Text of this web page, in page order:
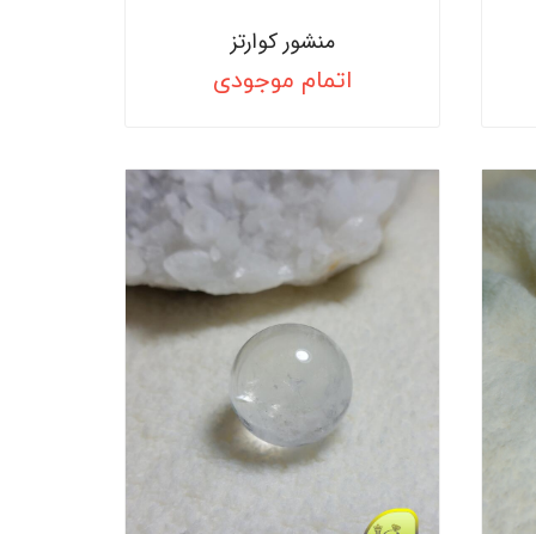
منشور کوارتز
اتمام موجودی